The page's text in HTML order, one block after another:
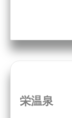
栄温泉